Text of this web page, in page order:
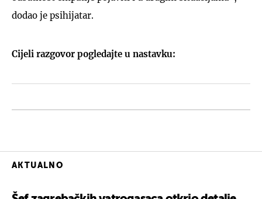
dodao je psihijatar.
Cijeli razgovor pogledajte u nastavku:
AKTUALNO